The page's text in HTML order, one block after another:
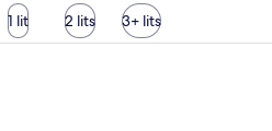
1 lit 2 lits 3+ lits
Une chambre d’hôtel avec